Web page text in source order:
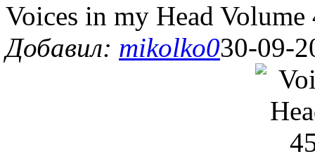
Voices in my Head
Добавил: mikolko030-09-